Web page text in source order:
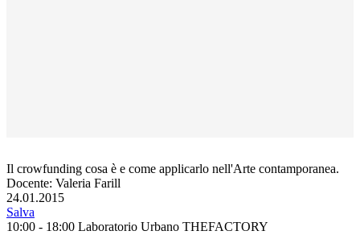
Il crowfunding cosa è e come applicarlo nell'Arte contamporanea.
Docente: Valeria Farill
24.01.2015
Salva
10:00 - 18:00 Laboratorio Urbano THEFACTORY